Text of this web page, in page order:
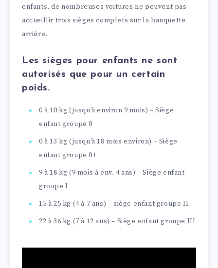
enfants, de nombreuses voitures ne peuvent pas
accueillir trois sièges complets sur la banquette
arrière.
Les sièges pour enfants ne sont
autorisés que pour un certain
poids.
0 à 10 kg (jusqu’à environ 9 mois) – Siège
enfant groupe 0
0 à 13 kg (jusqu’à 18 mois environ) – Siège
enfant groupe 0+
9 à 18 kg (9 mois à env. 4 ans) – Siège enfant
groupe I
15 à 25 kg (4 à 7 ans) – siège enfant groupe II
22 à 36 kg (7 à 12 ans) – Siège enfant groupe III